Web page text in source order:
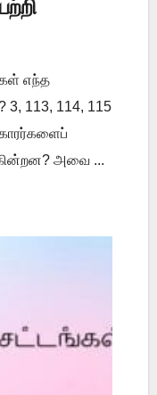
எந்த
3, 113, 114, 115
அவை ...